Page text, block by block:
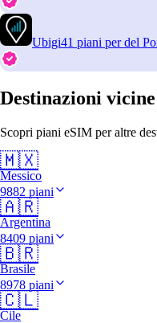
Ubigi41 piani per del
Destinazioni vicine
Scopri piani eSIM per altre
🇲🇽
Messico
9882 piani
🇦🇷
Argentina
8409 piani
🇧🇷
Brasile
8978 piani
🇨🇱
Cile